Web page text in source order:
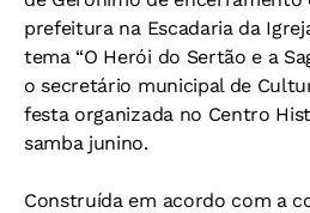
prefeitura na Escadaria da
tema “O Herói do Sertão e a
o secretário municipal de
festa organizada no Centro
samba junino.
Construída em acordo com a